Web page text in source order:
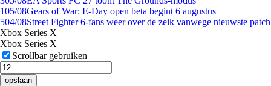
105/08Gears of War: E-Day open beta begint 6 augustus
504/08Street Fighter 6-fans weer over de zeik vanwege nieuwste patch
Xbox Series X
Xbox Series X
Scrollbar gebruiken
opslaan